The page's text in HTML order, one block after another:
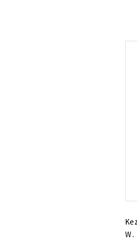
W.